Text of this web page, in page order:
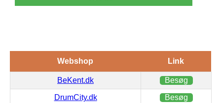
Webshop Link
BeKent.dk Besøg
DrumCity.dk Besøg